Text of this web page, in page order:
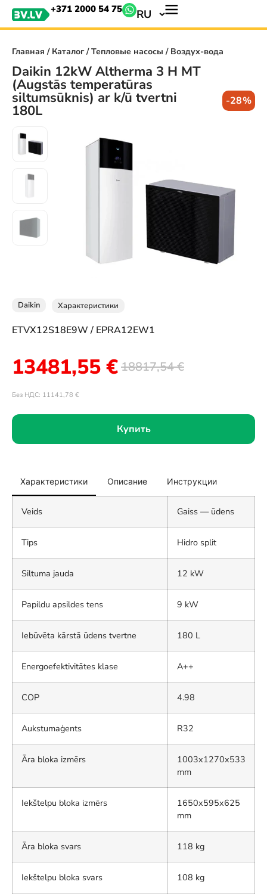
+371 2000 54 75 RU
Главная / Каталог/Тепловые насосы / Воздух-вода
Daikin 12kW Altherma 3 H MT
(Augstās temperatūras
siltumsūknis) ar k/ū tvertni
180L
-28%
Daikin Характеристики
ETVX12S18E9W / EPRA12EW1
18817,54€
13481,55€
Без НДС: 11141,78 €
Купить
Характеристики Описание Инструкции
Veids Gaiss — ūdens
Tips Hidro split
Siltuma jauda 12 kW
Papildu apsildes tens 9 kW
Iebūvēta kārstā ūdens tvertne 180 L
Energoefektivitātes klase A++
COP 4.98
Aukstumaģents R32
Āra bloka izmērs
1003x1270x533
mm
Iekštelpu bloka izmērs
1650x595x625
mm
Āra bloka svars 118 kg
Iekštelpu bloka svars 108 kg